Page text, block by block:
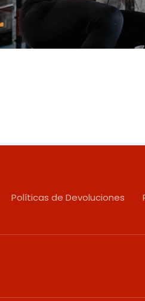
Políticas de Devoluciones